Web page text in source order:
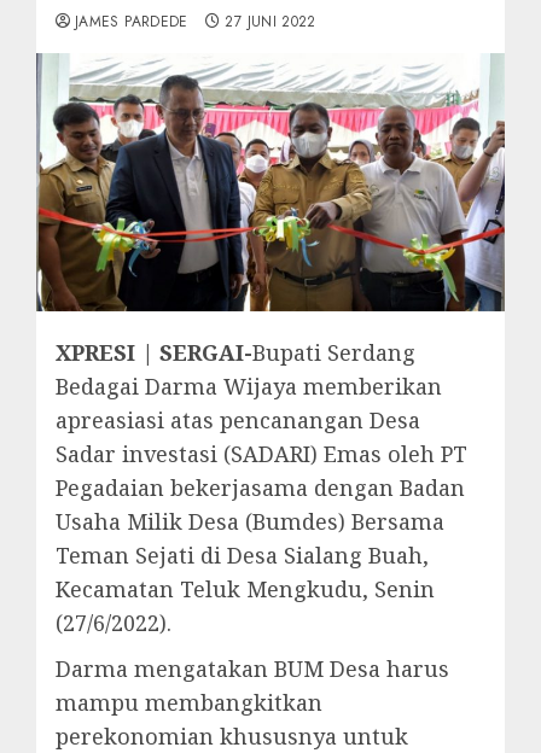
JAMES PARDEDE 27 JUNI 2022
XPRESI | SERGAI-Bupati Serdang
Bedagai Darma Wijaya memberikan
apreasiasi atas pencanangan Desa
Sadar investasi (SADARI) Emas oleh PT
Pegadaian bekerjasama dengan Badan
Usaha Milik Desa (Bumdes) Bersama
Teman Sejati di Desa Sialang Buah,
Kecamatan Teluk Mengkudu, Senin
(27/6/2022).
Darma mengatakan BUM Desa harus
mampu membangkitkan
perekonomian khususnya untuk